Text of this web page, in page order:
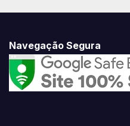
Navegação Segura